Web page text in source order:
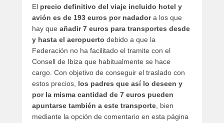
El precio definitivo del viaje incluido hotel y
avión es de 193 euros por nadadora los que
hay que añadir 7 euros para transportes desde
y hasta el aeropuerto debido a que la
Federación no ha facilitado el tramite con el
Consell de Ibiza que habitualmente se hace
cargo. Con objetivo de conseguir el traslado con
estos precios, los padres que así lo deseen y
por la misma cantidad de 7 euros pueden
apuntarse también a este transporte, bien
mediante la opción de comentario en esta página